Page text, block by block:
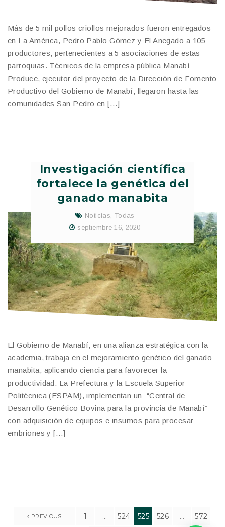
Más de 5 mil pollos criollos mejorados fueron entregados
en La América, Pedro Pablo Gómez y El Anegado a 105
productores, pertenecientes a 5 asociaciones de estas
parroquias. Técnicos de la empresa pública Manabí
Produce, ejecutor del proyecto de la Dirección de Fomento
Productivo del Gobierno de Manabí, llegaron hasta las
comunidades San Pedro en […]
Investigación científica
fortalece la genética del
ganado manabita
Noticias, Todas
septiembre 16, 2020
El Gobierno de Manabí, en una alianza estratégica con la
academia, trabaja en el mejoramiento genético del ganado
manabita, aplicando ciencia para favorecer la
productividad. La Prefectura y la Escuela Superior
Politécnica (ESPAM), implementan un “Central de
Desarrollo Genético Bovina para la provincia de Manabí”
con adquisición de equipos e insumos para procesar
embriones y […]
PREVIOUS 1 … 524 525 526 … 572